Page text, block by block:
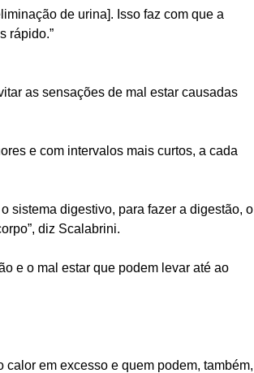
de urina]. Isso faz com que a
rápido.”
as sensações de mal estar causadas
e com intervalos mais curtos, a cada
sistema digestivo, para fazer a digestão, o
diz Scalabrini.
e o mal estar que podem levar até ao
em excesso e quem podem, também,